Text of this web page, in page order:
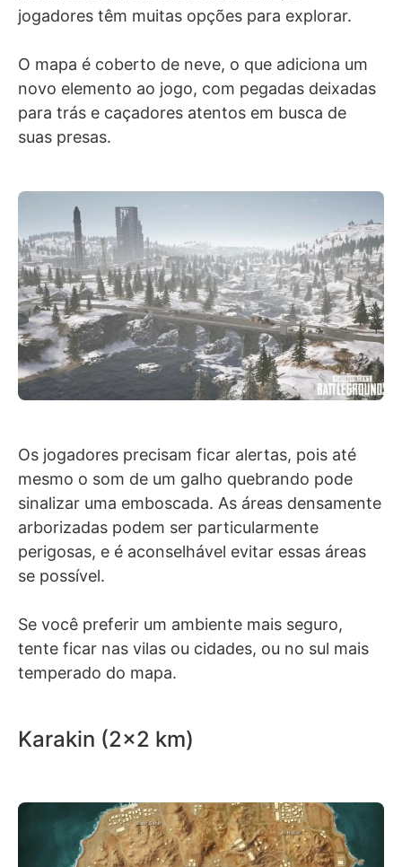
jogadores têm muitas opções para explorar.
O mapa é coberto de neve, o que adiciona um
novo elemento ao jogo, com pegadas deixadas
para trás e caçadores atentos em busca de
suas presas.
Os jogadores precisam ficar alertas, pois até
mesmo o som de um galho quebrando pode
sinalizar uma emboscada. As áreas densamente
arborizadas podem ser particularmente
perigosas, e é aconselhável evitar essas áreas
se possível.
Se você preferir um ambiente mais seguro,
tente ficar nas vilas ou cidades, ou no sul mais
temperado do mapa.
Karakin (2×2 km)